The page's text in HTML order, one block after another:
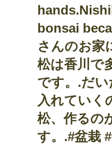
bonsai
さんのお家
松は香川で
です。.だ
入れていく
松、作るの
す。.#盆栽